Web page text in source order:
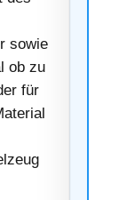
sowie
ob zu
für